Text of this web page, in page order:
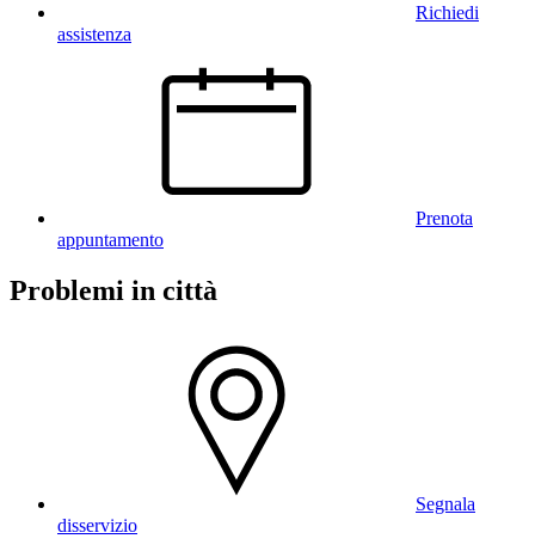
Richiedi
assistenza
Prenota
appuntamento
Problemi in città
Segnala
disservizio